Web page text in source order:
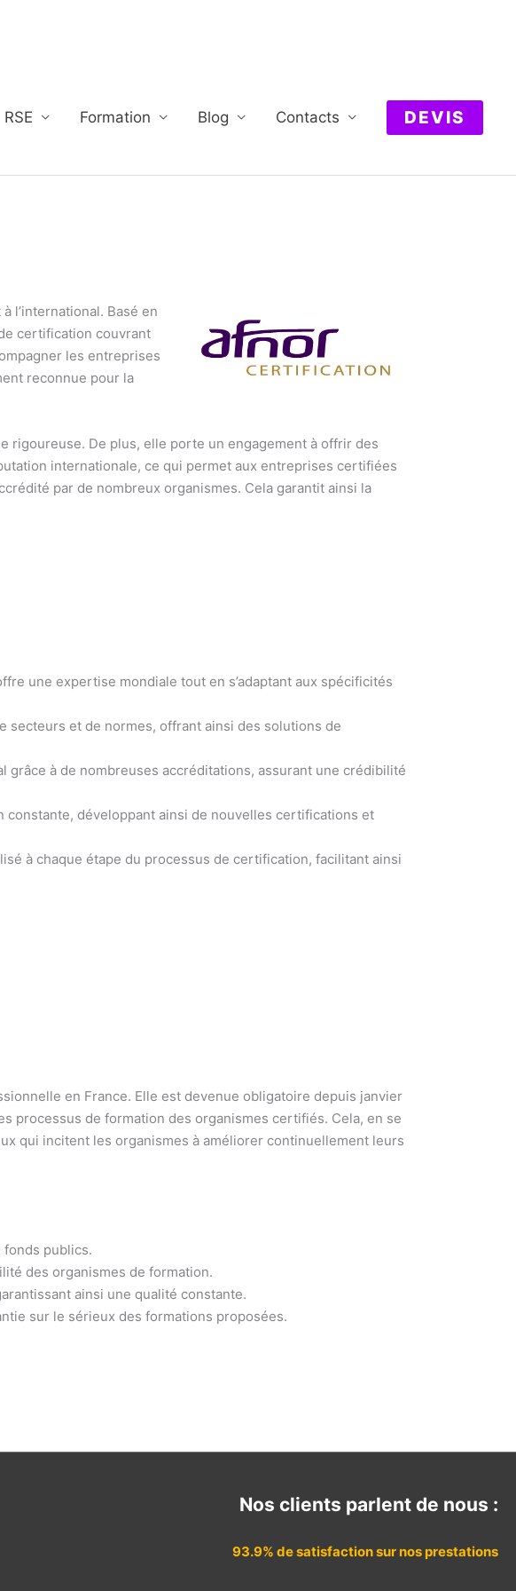
RSE Formation Blog Contacts DEVIS
l’international. Basé en
certification couvrant
les entreprises
reconnue pour la
rigoureuse. De plus, elle porte un engagement à offrir des
internationale, ce qui permet aux entreprises certifiées
par de nombreux organismes. Cela garantit ainsi la
une expertise mondiale tout en s’adaptant aux spécificités
secteurs et de normes, offrant ainsi des solutions de
grâce à de nombreuses accréditations, assurant une crédibilité
constante, développant ainsi de nouvelles certifications et
à chaque étape du processus de certification, facilitant ainsi
en France. Elle est devenue obligatoire depuis janvier
processus de formation des organismes certifiés. Cela, en se
qui incitent les organismes à améliorer continuellement leurs
publics.
des organismes de formation.
ainsi une qualité constante.
sur le sérieux des formations proposées.
Nos clients parlent de nous :
93.9% de satisfaction sur nos prestations